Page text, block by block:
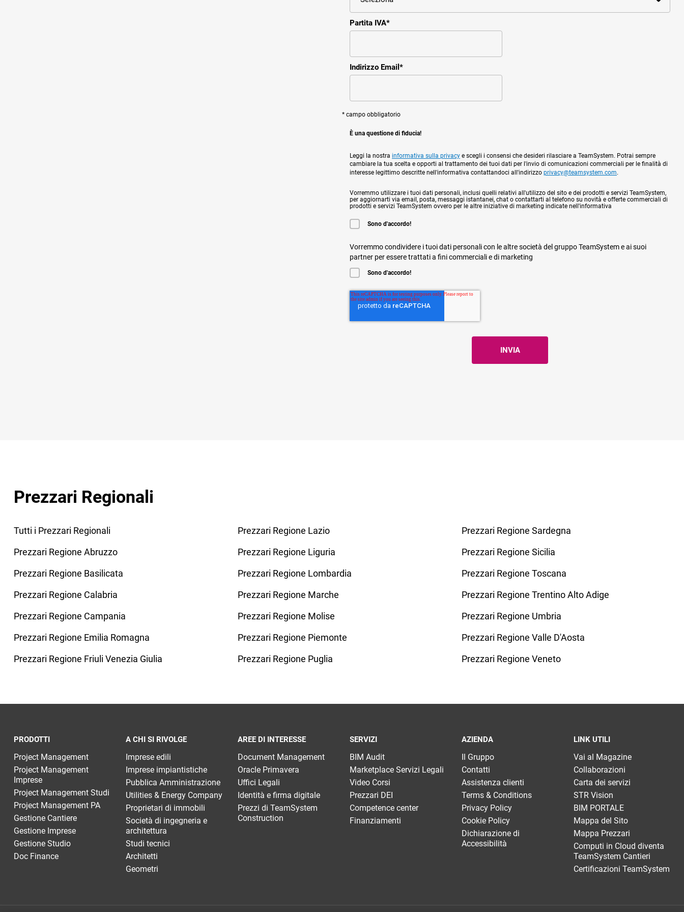
Partita IVA*
Indirizzo Email *
* campo obbligatorio
È una questione di fiducia!
Leggi la nostra informativa sulla privacy e scegli i consensi che desideri rilasciare a TeamSystem. Potrai sempre
cambiare la tua scelta e opporti al trattamento dei tuoi dati per l'invio di comunicazioni commerciali per le finalità di
interesse legittimo descritte nell'informativa contattandoci all'indirizzo privacy@teamsystem.com.
Vorremmo utilizzare i tuoi dati personali, inclusi quelli relativi all'utilizzo del sito e dei prodotti e servizi TeamSystem,
per aggiornarti via email, posta, messaggi istantanei, chat o contattarti al telefono su novità e offerte commerciali di
prodotti e servizi TeamSystem ovvero per le altre iniziative di marketing indicate nell'informativa
Sono d'accordo!
Vorremmo condividere i tuoi dati personali con le altre società del gruppo TeamSystem e ai suoi
partner per essere trattati a fini commerciali e di marketing
Sono d'accordo!
Prezzari Regionali
Tutti i Prezzari Regionali
Prezzari Regione Abruzzo
Prezzari Regione Basilicata
Prezzari Regione Calabria
Prezzari Regione Campania
Prezzari Regione Emilia Romagna
Prezzari Regione Friuli Venezia Giulia
Prezzari Regione Lazio
Prezzari Regione Liguria
Prezzari Regione Lombardia
Prezzari Regione Marche
Prezzari Regione Molise
Prezzari Regione Piemonte
Prezzari Regione Puglia
Prezzari Regione Sardegna
Prezzari Regione Sicilia
Prezzari Regione Toscana
Prezzari Regione Trentino Alto Adige
Prezzari Regione Umbria
Prezzari Regione Valle D'Aosta
Prezzari Regione Veneto
PRODOTTI
Project Management
Project Management
Imprese
Project Management Studi
Project Management PA
Gestione Cantiere
Gestione Imprese
Gestione Studio
Doc Finance
A CHI SI RIVOLGE
Imprese edili
Imprese impiantistiche
Pubblica Amministrazione
Utilities & Energy Company
Proprietari di immobili
Società di ingegneria e
architettura
Studi tecnici
Architetti
Geometri
AREE DI INTERESSE
Document Management
Oracle Primavera
Uffici Legali
Identità e firma digitale
Prezzi di TeamSystem
Construction
SERVIZI
BIM Audit
Marketplace Servizi Legali
Video Corsi
Prezzari DEI
Competence center
Finanziamenti
AZIENDA
Il Gruppo
Contatti
Assistenza clienti
Terms & Conditions
Privacy Policy
Cookie Policy
Dichiarazione di
Accessibilità
LINK UTILI
Vai al Magazine
Collaborazioni
Carta dei servizi
STR Vision
BIM PORTALE
Mappa del Sito
Mappa Prezzari
Computi in Cloud diventa
TeamSystem Cantieri
Certificazioni TeamSystem